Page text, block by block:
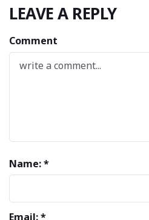
LEAVE A REPLY
Comment
Name: *
Email: *